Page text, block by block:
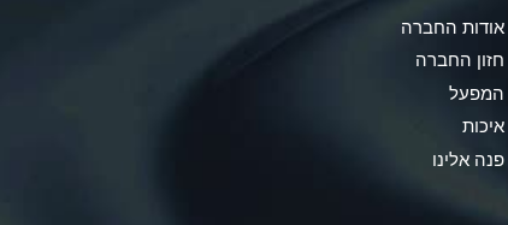
אודות החברה
חזון החברה
המפעל
איכות
פנה אלינו